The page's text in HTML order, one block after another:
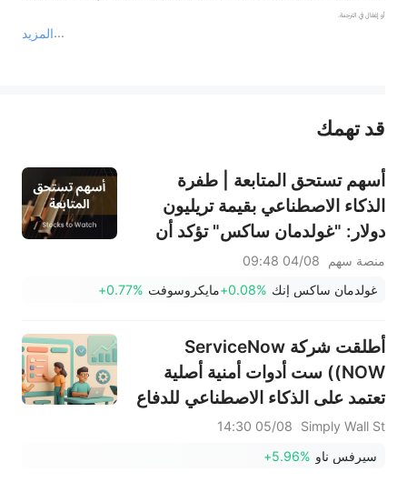
المزيد
أو إغفال في الترجمة.
عند الضرورة، يرجى استشارة مستشار استثمار محترف. لا تقدم منصة سهم أي مشورة استثمارية، ولا تقدم أي التزامات أو ضمانات.
قد تهمك
أسهم تستحق المتابعة | طفرة
الذكاء الاصطناعي بقيمة تريليون
دولار: "غولدمان ساكس" تؤكد أن
دورة الإنفاق لم تنتهِ بعد — وإليكم
الوجهات المحتملة لتدفق الأموال
منصة سهم
04/08 09:48
غولدمان ساكس إنك +0.08%مايكروسوفت +0.77%
أطلقت شركة ServiceNow
(NOW) ست أدوات أمنية أصلية
تعتمد على الذكاء الاصطناعي للدفاع
السيبراني للمؤسسات
Simply Wall St
05/08 14:30
سيرفس ناو +5.96%